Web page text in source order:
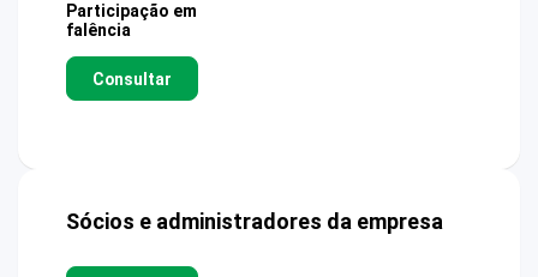
Participação em
falência
Consultar
Sócios e administradores da empresa